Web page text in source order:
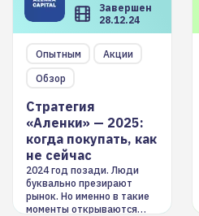
Завершен
28.12.24
Опытным
Акции
Обзор
Стратегия
«Аленки» — 2025:
когда покупать, как
не сейчас
2024 год позади. Люди
буквально презирают
рынок. Но именно в такие
моменты открываются